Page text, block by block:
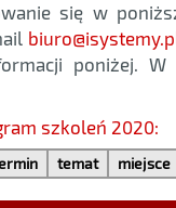
się w
poniżej.
szkoleń 2020:
temat miejsce